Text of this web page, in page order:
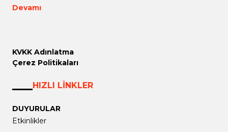
Devamı
KVKK Adınlatma
Çerez Politikaları
HIZLI LİNKLER
DUYURULAR
Etkinlikler